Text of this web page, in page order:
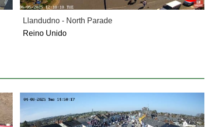
Llandudno - North Parade
Reino Unido